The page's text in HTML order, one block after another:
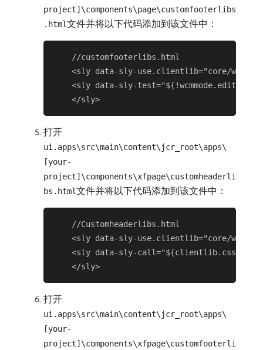
project]\components\page\customfooterlibs
.html文件并将以下代码添加到该文件中：
    //customfooterlibs.html
<sly data-sly-use.clientlib="core/wcm/
<sly data-sly-test="${!wcmmode.edit}"
打开
ui.apps\src\main\content\jcr_root\apps\
[your-
project]\components\xfpage\customheaderli
bs.html文件并将以下代码添加到该文件中：
    //Customheaderlibs.html
<sly data-sly-use.clientlib="core/wcm/
<sly data-sly-call="${clientlib.css @
打开
ui.apps\src\main\content\jcr_root\apps\
[your-
project]\components\xfpage\customfooterli